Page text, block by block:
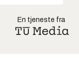
En tjeneste fra